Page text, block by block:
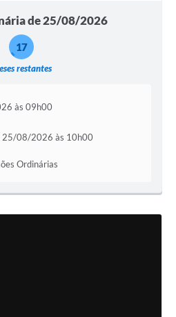
de 25/08/2026
restantes
17
às 09h00
25/08/2026 às 10h00
Ordinárias